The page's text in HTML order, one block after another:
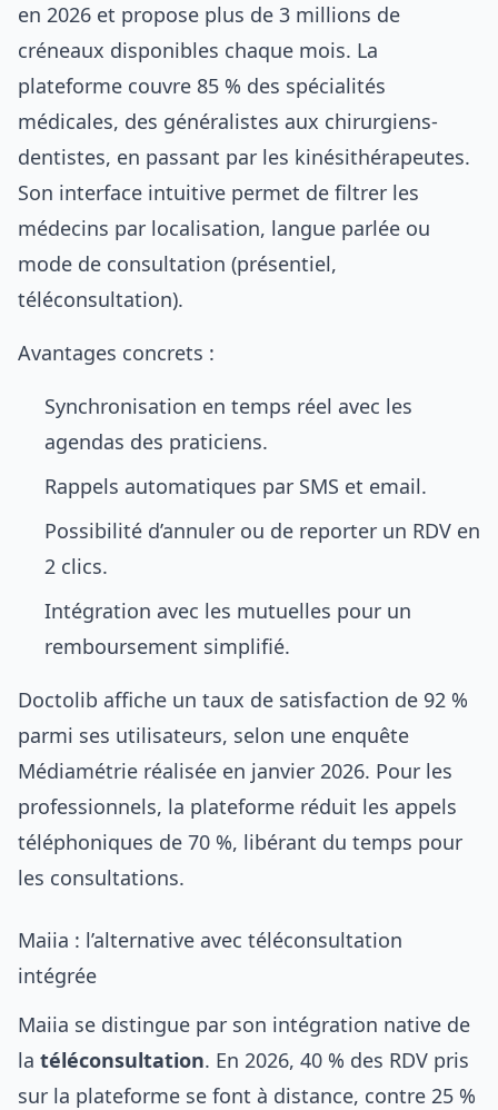
en 2026 et propose plus de 3 millions de
créneaux disponibles chaque mois. La
plateforme couvre 85 % des spécialités
médicales, des généralistes aux chirurgiens-
dentistes, en passant par les kinésithérapeutes.
Son interface intuitive permet de filtrer les
médecins par localisation, langue parlée ou
mode de consultation (présentiel,
téléconsultation).
Avantages concrets :
Synchronisation en temps réel avec les
agendas des praticiens.
Rappels automatiques par SMS et email.
Possibilité d’annuler ou de reporter un RDV en
2 clics.
Intégration avec les mutuelles pour un
remboursement simplifié.
Doctolib affiche un taux de satisfaction de 92 %
parmi ses utilisateurs, selon une enquête
Médiamétrie réalisée en janvier 2026. Pour les
professionnels, la plateforme réduit les appels
téléphoniques de 70 %, libérant du temps pour
les consultations.
Maiia : l’alternative avec téléconsultation
intégrée
Maiia se distingue par son intégration native de
la téléconsultation. En 2026, 40 % des RDV pris
sur la plateforme se font à distance, contre 25 %